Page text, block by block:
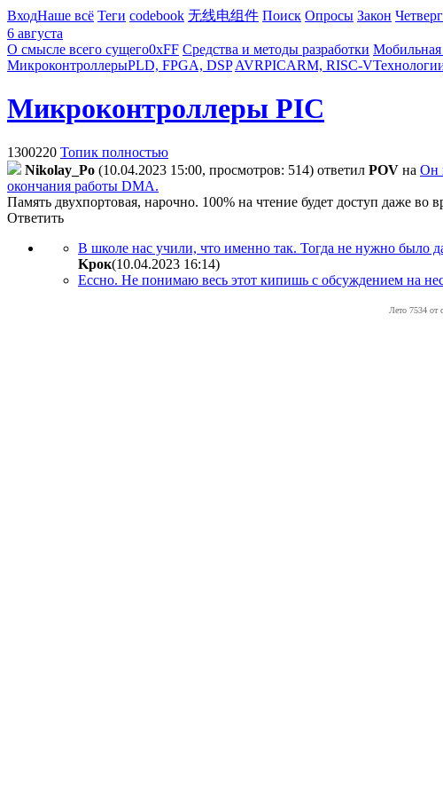
ВходНаше всё Теги codebook 无线电组件 Поиск Опросы Закон Четверг
6 августа
О смысле всего сущего0xFF Средства и методы разработки Мобильная
МикроконтроллерыPLD, FPGA, DSP AVRPICARM, RISC-V
Микроконтроллеры PIC
1300220 Топик полностью
Nikolay_Po (10.04.2023 15:00, просмотров: 514) ответил POV на Он
окончания работы DMA.
Память двухпортовая, нарочно. 100% на чтение будет доступ даже во
Ответить
В школе нас учили, что именно так. Тогда не нужно было
Kpoк(10.04.2023 16:14)
Ессно. Не понимаю весь этот кипишь с обсуждением на
Лето 7534 от